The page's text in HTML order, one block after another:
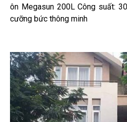
ôn Megasun 200L Công suất:
cưỡng bức thông minh